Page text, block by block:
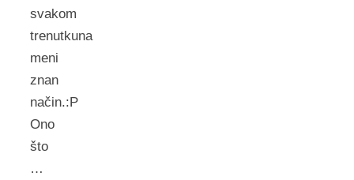
svakom
trenutkuna
meni
znan
način.:P
Ono
što
…